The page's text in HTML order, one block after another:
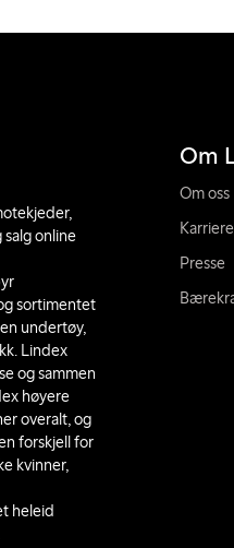
online
sortimentet
undertøy,
Lindex
og sammen
høyere
overalt, og
forskjell for
kvinner,
heleid
Om
Om oss
Karriere
Presse